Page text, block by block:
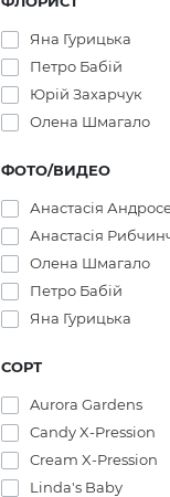
11 тюльпанов
Яна Гурицька
Петро Бабій
Юрій Захарчук
Олена Шмагало
ФОТО/ВИДЕО
Анастасія
Анастасія
Олена Шмагало
Петро Бабій
Яна Гурицька
СОРТ
Aurora Gardens
Candy X-Pression
Cream X-Pression
Linda's Baby